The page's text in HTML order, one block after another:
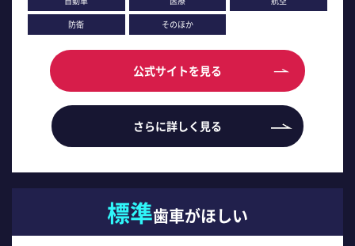
防衛
そのほか
公式サイトを見る
さらに詳しく見る
標準歯車がほしい